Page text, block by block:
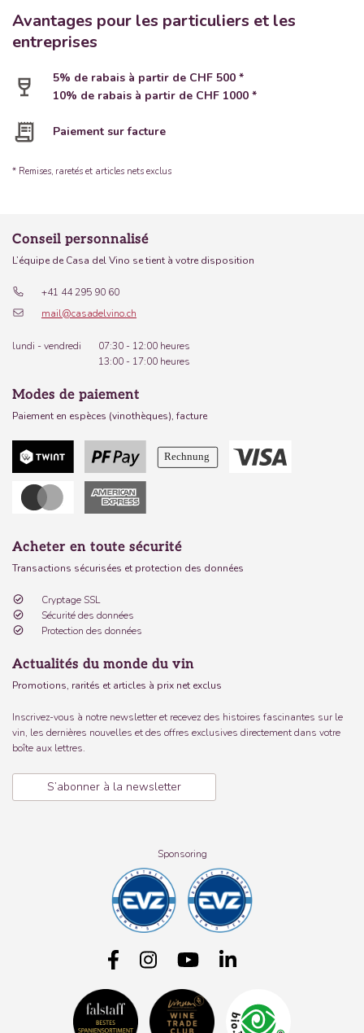
Avantages pour les particuliers et les
entreprises
5% de rabais à partir de CHF 500 *
10% de rabais à partir de CHF 1000 *
Paiement sur facture
* Remises, raretés et articles nets exclus
Conseil personnalisé
L’équipe de Casa del Vino se tient à votre disposition
+41 44 295 90 60
mail@casadelvino.ch
lundi - vendredi
07:30 - 12:00 heures
13:00 - 17:00 heures
Modes de paiement
Paiement en espèces (vinothèques), facture
Acheter en toute sécurité
Transactions sécurisées et protection des données
Cryptage SSL
Sécurité des données
Protection des données
Actualités du monde du vin
Promotions, rarités et articles à prix net exclus
Inscrivez-vous à notre newsletter et recevez des histoires fascinantes sur le
vin, les dernières nouvelles et des offres exclusives directement dans votre
boîte aux lettres.
S’abonner à la newsletter
Sponsoring